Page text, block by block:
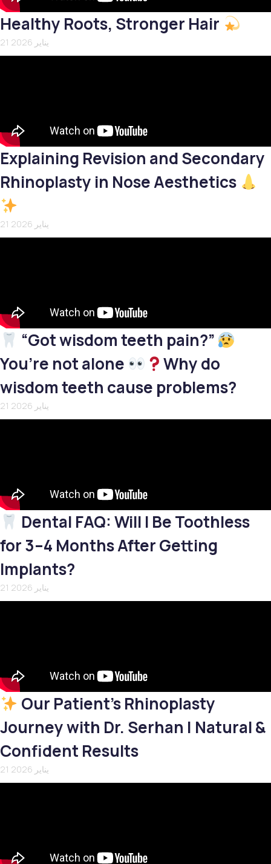
Healthy Roots, Stronger Hair
21 يناير 2026
Explaining Revision and Secondary
Rhinoplasty in Nose Aesthetics
21 يناير 2026
“Got wisdom teeth pain?”
You’re not alone
Why do
wisdom teeth cause problems?
21 يناير 2026
Dental FAQ: Will I Be Toothless
for 3–4 Months After Getting
Implants?
21 يناير 2026
Our Patient’s Rhinoplasty
Journey with Dr. Serhan | Natural &
Confident Results
21 يناير 2026